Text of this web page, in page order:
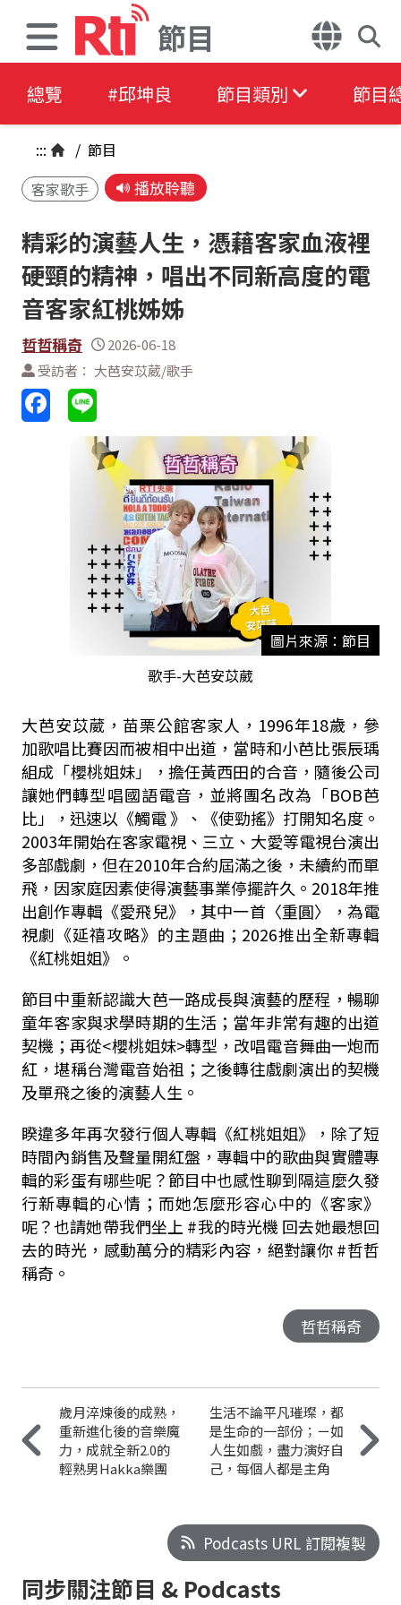
節目
總覽 #邱坤良 節目類別 節目
::: / 節目
客家歌手
播放聆聽
精彩的演藝人生，憑藉客家血液裡
硬頸的精神，唱出不同新高度的電
音客家紅桃姊姊
哲哲稱奇
2026-06-18
受訪者： 大芭安苡葳/歌手
圖片來源：節目
歌手-大芭安苡葳
大芭安苡葳，苗栗公館客家人，1996年18歲，參
加歌唱比賽因而被相中出道，當時和小芭比張辰瑀
組成「櫻桃姐妹」，擔任黃西田的合音，隨後公司
讓她們轉型唱國語電音，並將團名改為「BOB芭
比」，迅速以《觸電 》、《使勁搖》打開知名度。
2003年開始在客家電視、三立、大愛等電視台演出
多部戲劇，但在2010年合約屆滿之後，未續約而單
飛，因家庭因素使得演藝事業停擺許久。2018年推
出創作專輯《愛飛兒》，其中一首〈重圓〉，為電
視劇《延禧攻略》的主題曲；2026推出全新專輯
《紅桃姐姐》。
節目中重新認識大芭一路成長與演藝的歷程，暢聊
童年客家與求學時期的生活；當年非常有趣的出道
契機；再從<櫻桃姐妹>轉型，改唱電音舞曲一炮而
紅，堪稱台灣電音始祖；之後轉往戲劇演出的契機
及單飛之後的演藝人生。
睽違多年再次發行個人專輯《紅桃姐姐》，除了短
時間內銷售及聲量開紅盤，專輯中的歌曲與實體專
輯的彩蛋有哪些呢？節目中也感性聊到隔這麼久發
行新專輯的心情；而她怎麼形容心中的《客家》
呢？也請她帶我們坐上 #我的時光機 回去她最想回
去的時光，感動萬分的精彩內容，絕對讓你 #哲哲
稱奇。
哲哲稱奇
歲月淬煉後的成熟，
重新進化後的音樂魔
力，成就全新2.0的
輕熟男Hakka樂團
生活不論平凡璀璨，都
是生命的一部份；ㄧ如
人生如戲，盡力演好自
己，每個人都是主角
Podcasts URL 訂閱複製
同步關注節目 & Podcasts